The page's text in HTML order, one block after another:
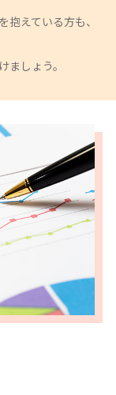
えている方も、
しょう。